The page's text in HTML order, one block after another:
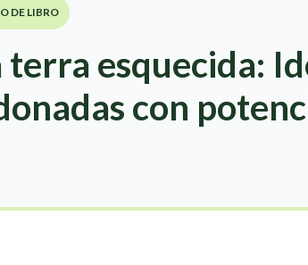
DE LIBRO
terra esquecida:
con